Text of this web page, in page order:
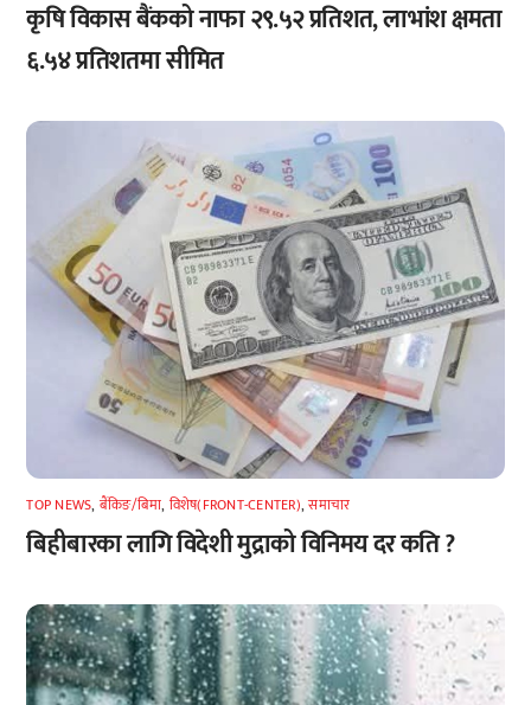
कृषि विकास बैंकको नाफा २९.५२ प्रतिशत, लाभांश क्षमता
६.५४ प्रतिशतमा सीमित
TOP NEWS, बैंकिङ/बिमा, विशेष(FRONT-CENTER),समाचार
बिहीबारका लागि विदेशी मुद्राको विनिमय दर कति ?